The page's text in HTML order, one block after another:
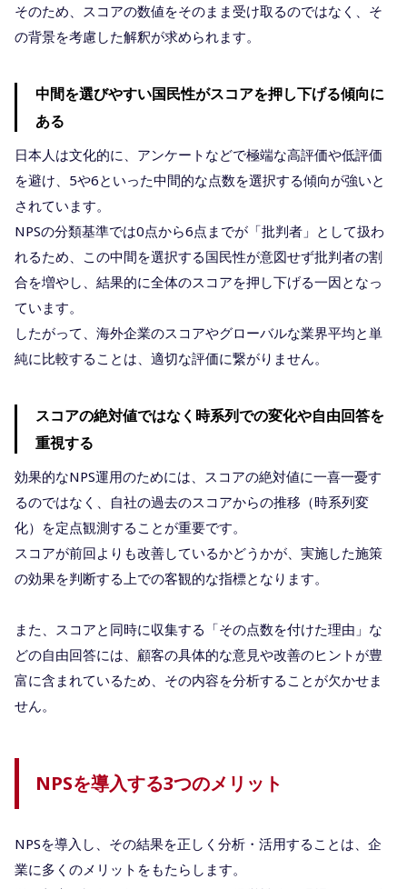
そのため、スコアの数値をそのまま受け取るのではなく、そ
の背景を考慮した解釈が求められます。
中間を選びやすい国民性がスコアを押し下げる傾向に
ある
日本人は文化的に、アンケートなどで極端な高評価や低評価
を避け、5や6といった中間的な点数を選択する傾向が強いと
されています。
NPSの分類基準では0点から6点までが「批判者」として扱わ
れるため、この中間を選択する国民性が意図せず批判者の割
合を増やし、結果的に全体のスコアを押し下げる一因となっ
ています。
したがって、海外企業のスコアやグローバルな業界平均と単
純に比較することは、適切な評価に繋がりません。
スコアの絶対値ではなく時系列での変化や自由回答を
重視する
効果的なNPS運用のためには、スコアの絶対値に一喜一憂す
るのではなく、自社の過去のスコアからの推移（時系列変
化）を定点観測することが重要です。
スコアが前回よりも改善しているかどうかが、実施した施策
の効果を判断する上での客観的な指標となります。
また、スコアと同時に収集する「その点数を付けた理由」な
どの自由回答には、顧客の具体的な意見や改善のヒントが豊
富に含まれているため、その内容を分析することが欠かせま
せん。
NPSを導入する3つのメリット
NPSを導入し、その結果を正しく分析・活用することは、企
業に多くのメリットをもたらします。